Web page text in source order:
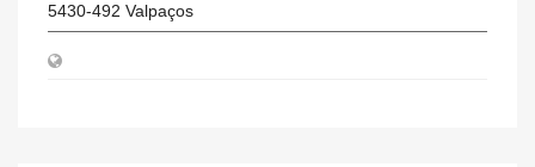
5430-492 Valpaços